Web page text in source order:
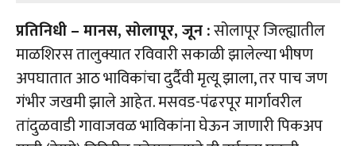
प्रतिनिधी – मानस, सोलापूर, जून :सोलापूर जिल्ह्यातील
माळशिरस तालुक्यात रविवारी सकाळी झालेल्या भीषण
अपघातात आठ भाविकांचा दुर्दैवी मृत्यू झाला, तर पाच जण
गंभीर जखमी झाले आहेत. मसवड-पंढरपूर मार्गावरील
तांदुळवाडी गावाजवळ भाविकांना घेऊन जाणारी पिकअप